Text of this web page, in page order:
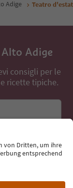
Adige Teatro
Alto Adige
consigli per le
ricette tipiche.